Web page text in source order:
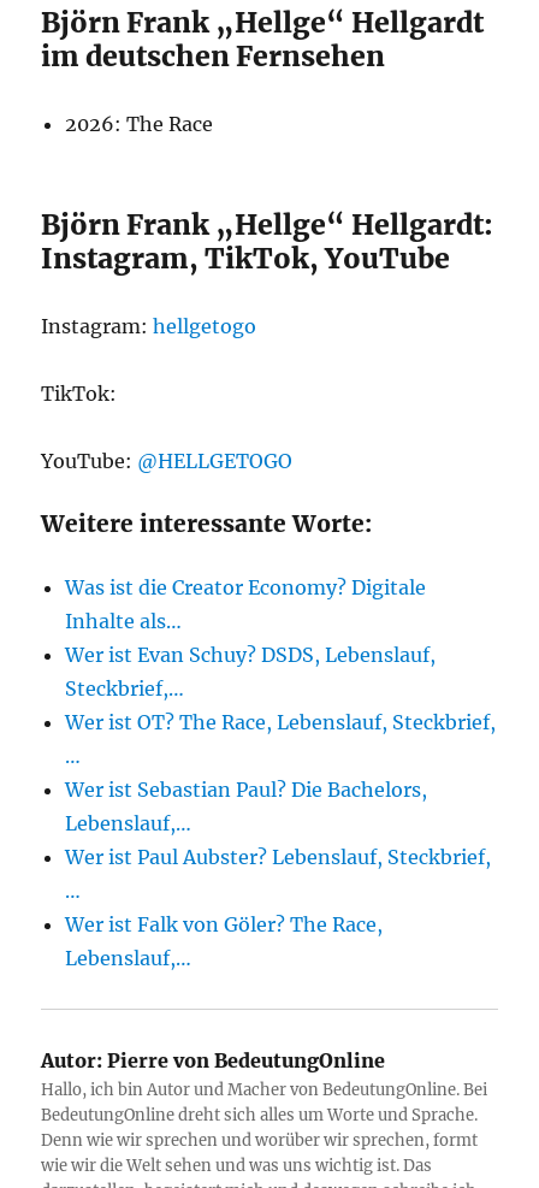
Björn Frank „Hellge“ Hellgardt
im deutschen Fernsehen
2026: The Race
Björn Frank „Hellge“ Hellgardt:
Instagram, TikTok, YouTube
Instagram:hellgetogo
TikTok:
YouTube: @HELLGETOGO
Weitere interessante Worte:
Was ist die Creator Economy? Digitale
Inhalte als…
Wer ist Evan Schuy? DSDS, Lebenslauf,
Steckbrief,…
Wer ist OT? The Race, Lebenslauf, Steckbrief,
…
Wer ist Sebastian Paul? Die Bachelors,
Lebenslauf,…
Wer ist Paul Aubster? Lebenslauf, Steckbrief,
…
Wer ist Falk von Göler? The Race,
Lebenslauf,…
Autor: Pierre von BedeutungOnline
Hallo, ich bin Autor und Macher von BedeutungOnline. Bei
BedeutungOnline dreht sich alles um Worte und Sprache.
Denn wie wir sprechen und worüber wir sprechen, formt
wie wir die Welt sehen und was uns wichtig ist. Das